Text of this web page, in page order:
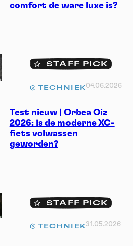
comfort de ware luxe is?
Test nieuw | Orbea Oiz
2026: is de moderne XC-
fiets volwassen
geworden?
STAFF PICK
TECHNIEK04.06.2026
STAFF PICK
TECHNIEK31.05.2026